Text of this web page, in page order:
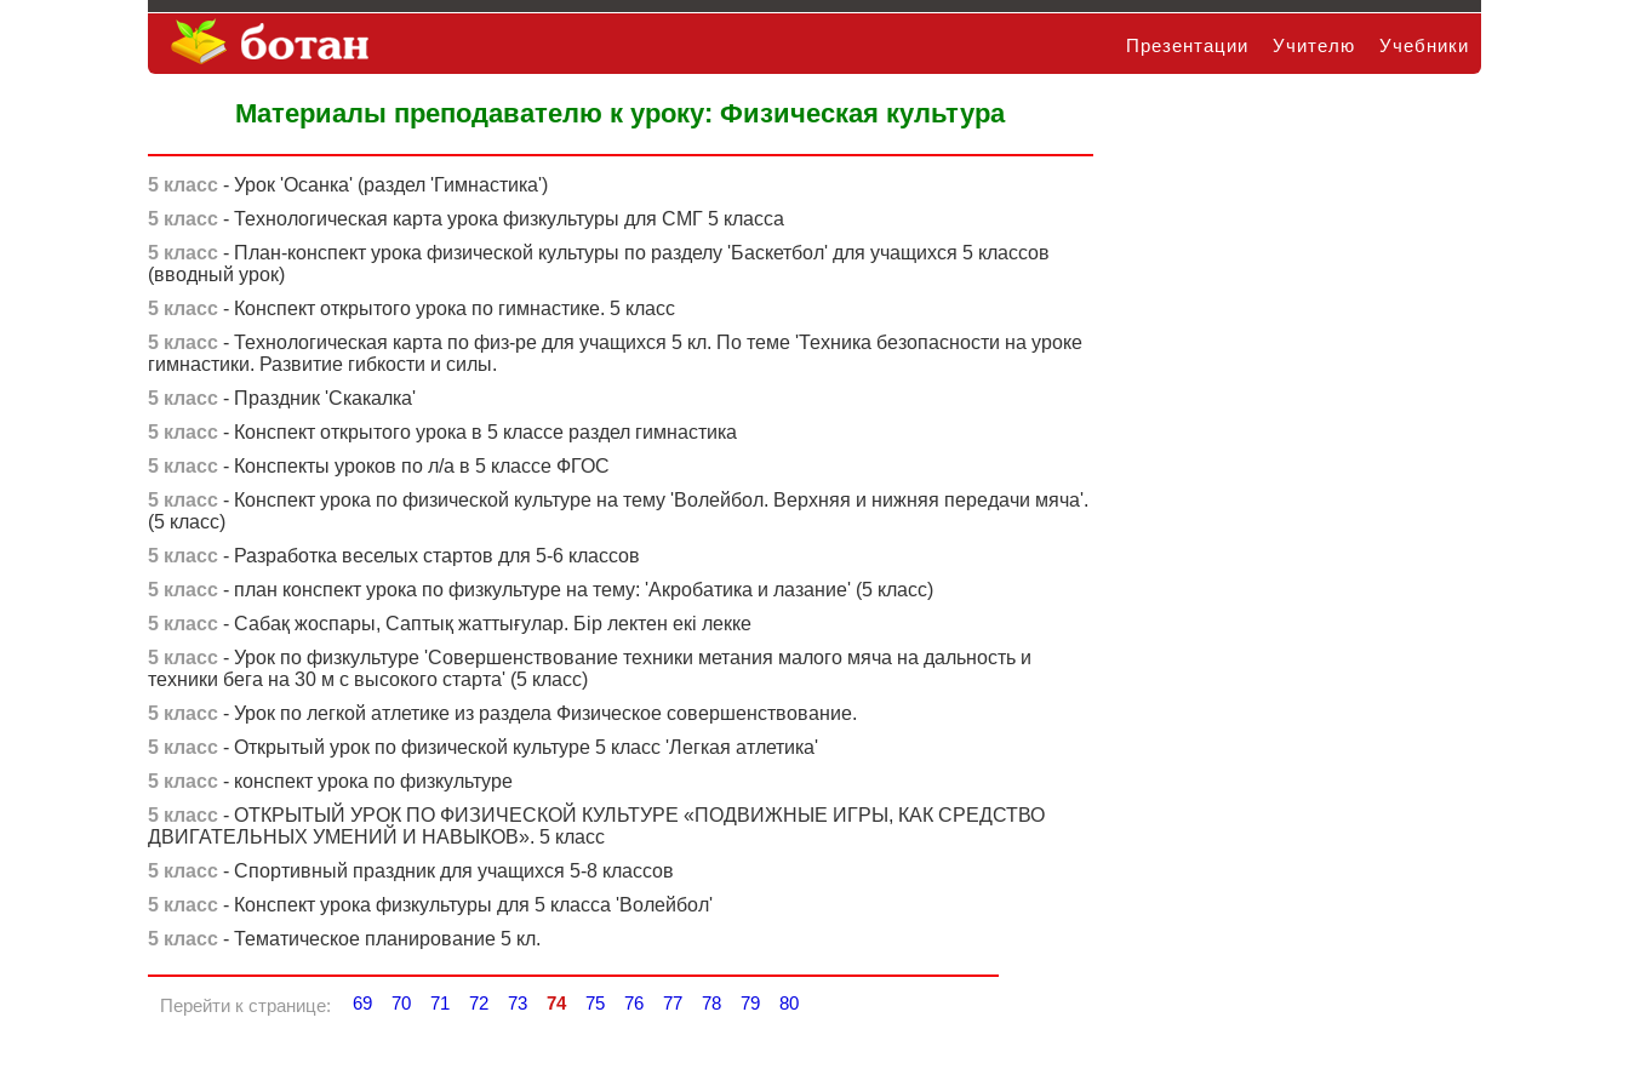
Учебники
Учителю
Презентации
Материалы преподавателю к уроку: Физическая культура
5 класс- Урок 'Осанка' (раздел 'Гимнастика')
5 класс- Технологическая карта урока физкультуры для СМГ 5 класса
5 класс- План-конспект урока физической культуры по разделу 'Баскетбол' для учащихся 5 классов
(вводный урок)
5 класс- Конспект открытого урока по гимнастике. 5 класс
5 класс- Технологическая карта по физ-ре для учащихся 5 кл. По теме 'Техника безопасности на уроке
гимнастики. Развитие гибкости и силы.
5 класс- Праздник 'Скакалка'
5 класс- Конспект открытого урока в 5 классе раздел гимнастика
5 класс- Конспекты уроков по л/а в 5 классе ФГОС
5 класс- Конспект урока по физической культуре на тему 'Волейбол. Верхняя и нижняя передачи мяча'.
(5 класс)
5 класс- Разработка веселых стартов для 5-6 классов
5 класс- план конспект урока по физкультуре на тему: 'Акробатика и лазание' (5 класс)
5 класс- Сабақ жоспары, Саптық жаттығулар. Бір лектен екі лекке
5 класс- Урок по физкультуре 'Совершенствование техники метания малого мяча на дальность и
техники бега на 30 м с высокого старта' (5 класс)
5 класс- Урок по легкой атлетике из раздела Физическое совершенствование.
5 класс- Открытый урок по физической культуре 5 класс 'Легкая атлетика'
5 класс- конспект урока по физкультуре
5 класс- ОТКРЫТЫЙ УРОК ПО ФИЗИЧЕСКОЙ КУЛЬТУРЕ «ПОДВИЖНЫЕ ИГРЫ, КАК СРЕДСТВО
ДВИГАТЕЛЬНЫХ УМЕНИЙ И НАВЫКОВ». 5 класс
5 класс- Спортивный праздник для учащихся 5-8 классов
5 класс- Конспект урока физкультуры для 5 класса 'Волейбол'
5 класс- Тематическое планирование 5 кл.
Перейти к странице: 69 70 71 72 73 74 75 76 77 78 79 80